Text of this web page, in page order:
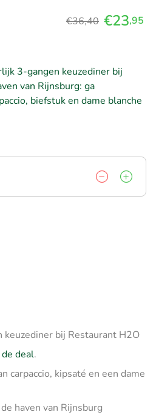
€36,40 €23,95
3-gangen keuzediner bij
van Rijnsburg: ga
biefstuk en dame blanche
bij Restaurant H2O
deal.
carpaccio, kipsaté en een dame
haven van Rijnsburg